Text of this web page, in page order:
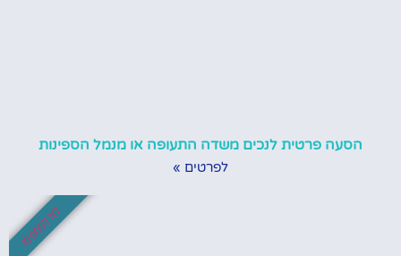
הסעה פרטית לנכים משדה התעופה או מנמל הספינות
לפרטים »
לא לפספס!